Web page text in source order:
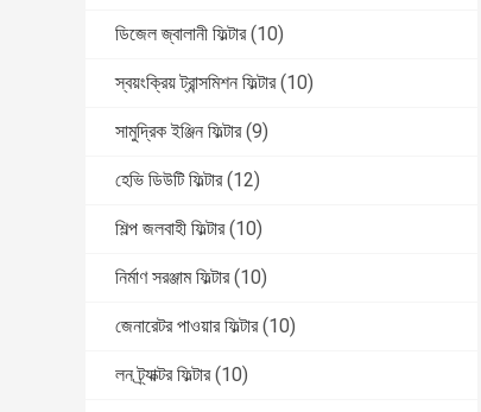
ডিজেল জ্বালানী ফিল্টার (10)
স্বয়ংক্রিয় ট্রান্সমিশন ফিল্টার (10)
সামুদ্রিক ইঞ্জিন ফিল্টার (9)
হেভি ডিউটি ​​ফিল্টার (12)
শিল্প জলবাহী ফিল্টার (10)
নির্মাণ সরঞ্জাম ফিল্টার (10)
জেনারেটর পাওয়ার ফিল্টার (10)
লন ট্র্যাক্টর ফিল্টার (10)